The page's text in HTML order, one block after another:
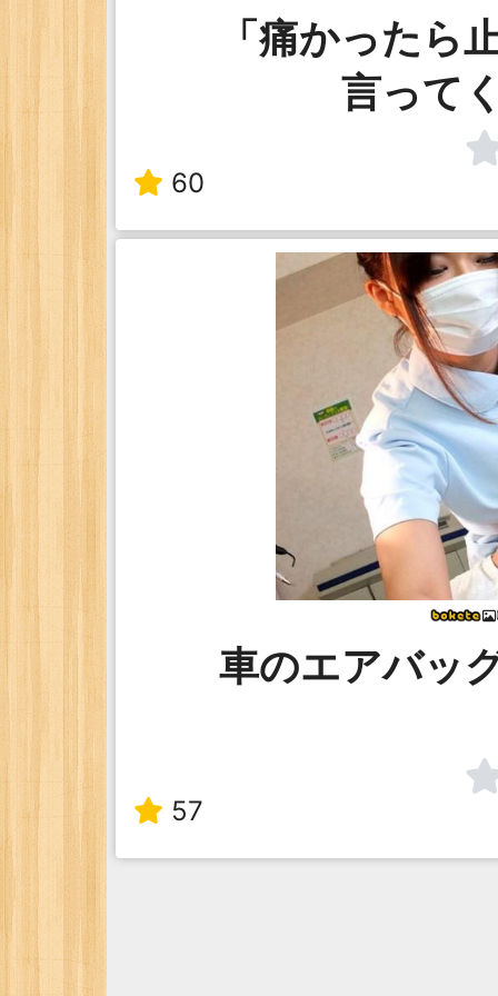
「痛かったら
言って
60
車のエアバッ
57